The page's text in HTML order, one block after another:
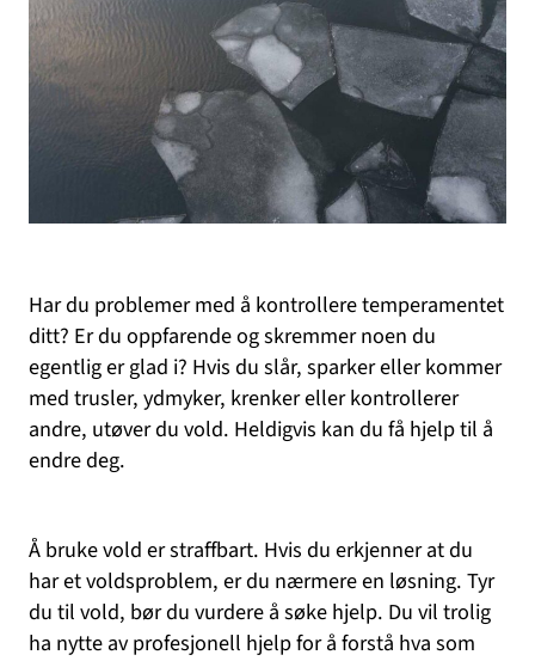
Har du problemer med å kontrollere temperamentet
ditt? Er du oppfarende og skremmer noen du
egentlig er glad i? Hvis du slår, sparker eller kommer
med trusler, ydmyker, krenker eller kontrollerer
andre, utøver du vold. Heldigvis kan du få hjelp til å
endre deg.
Å bruke vold er straffbart. Hvis du erkjenner at du
har et voldsproblem, er du nærmere en løsning. Tyr
du til vold, bør du vurdere å søke hjelp. Du vil trolig
ha nytte av profesjonell hjelp for å forstå hva som